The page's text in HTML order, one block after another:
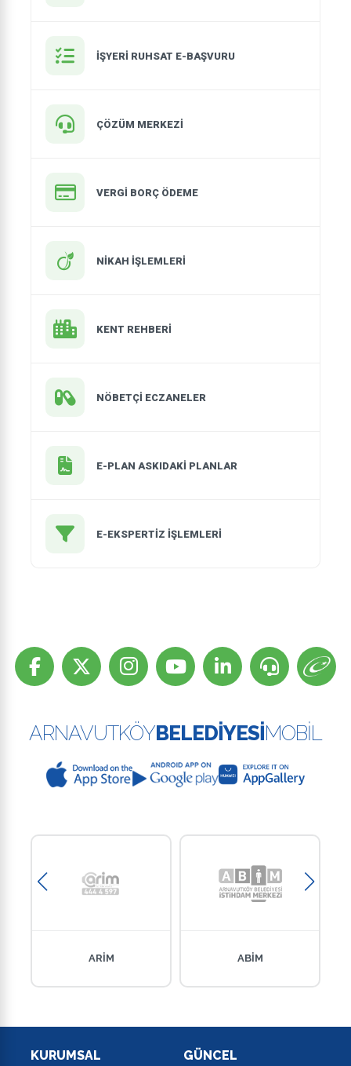
İŞYERI RUHSAT E-BAŞVURU
ÇÖZÜM MERKEZİ
VERGİ BORÇ ÖDEME
NIKAH İŞLEMLERI
KENT REHBERİ
NÖBETÇİ ECZANELER
E-PLAN ASKIDAKİ PLANLAR
E-EKSPERTİZ İŞLEMLERİ
ARNAVUTKÖYBELEDİYESİMOBİL
ARİM ABİM
KURUMSAL GÜNCEL